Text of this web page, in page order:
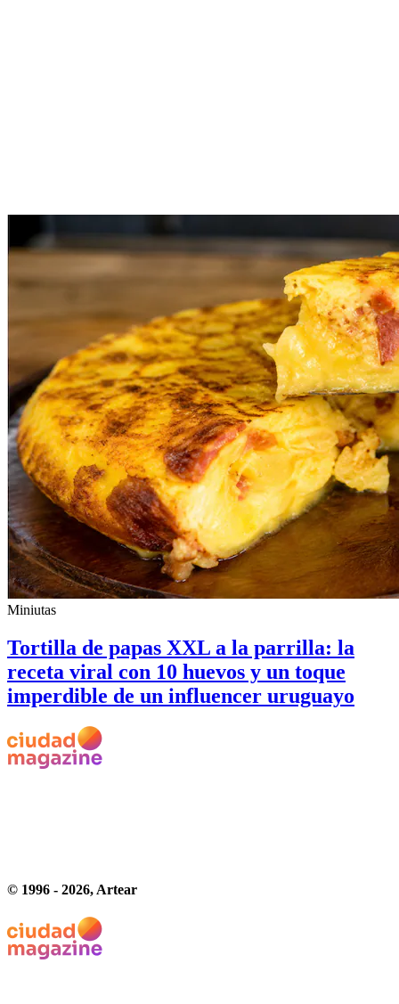
Miniutas
Tortilla de papas XXL a la parrilla: la
receta viral con 10 huevos y un toque
imperdible de un influencer uruguayo
© 1996 - 2026, Artear